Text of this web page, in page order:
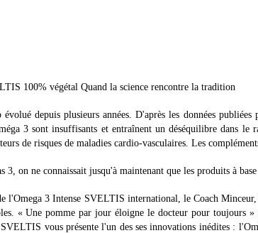
100% végétal Quand la science rencontre la tradition
depuis plusieurs années. D'après les données
3 sont insuffisants et entraînent un déséquilibre dans le
de risques de maladies cardio-vasculaires. Les
3, on ne connaissait jusqu'à maintenant que les produits à
l'Omega 3 Intense SVELTIS international, le Coach
« Une pomme par jour éloigne le docteur pour toujours
vous présente l'un des ses innovations inédites :